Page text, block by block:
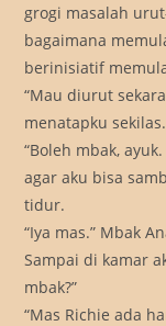
grogi masalah
bagaimana
berinisiatif
“Mau diurut
menatapku sekilas.
“Boleh mbak,
agar aku bisa
tidur.
“Iya mas.” Mbak
Sampai di kamar
mbak?”
“Mas Richie ada